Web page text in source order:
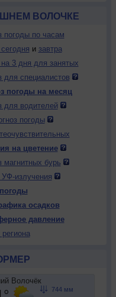
ВОЛОЧКЕ
погоды по часам
и завтра
на 3 дня для занятых
для специалистов
погоды на месяц
для водителей
погоды
на цветение
магнитных бурь
УФ-излучения
осадков
давление